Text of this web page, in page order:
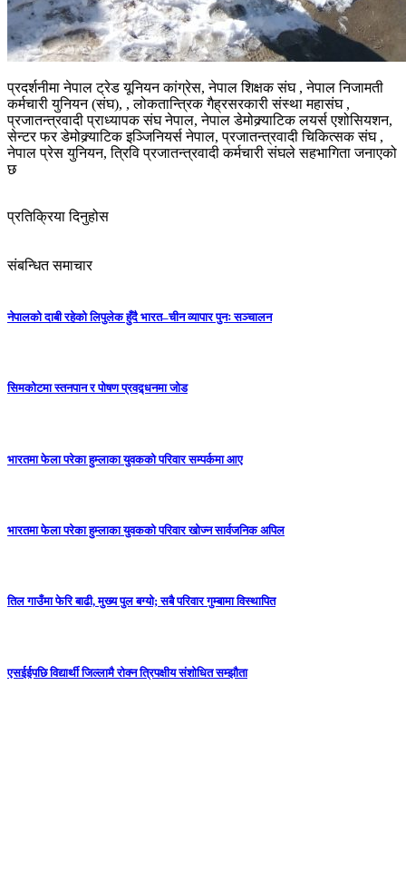
प्रदर्शनीमा नेपाल ट्रेड यूनियन कांग्रेस, नेपाल शिक्षक संघ , नेपाल निजामती
कर्मचारी युनियन (संघ), , लोकतान्त्रिक गैह्रसरकारी संस्था महासंघ ,
प्रजातन्त्रवादी प्राध्यापक संघ नेपाल, नेपाल डेमोक्र्याटिक लयर्स एशोसियशन,
सेन्टर फर डेमोक्र्याटिक इञ्जिनियर्स नेपाल, प्रजातन्त्रवादी चिकित्सक संघ ,
नेपाल प्रेस युनियन, त्रिवि प्रजातन्त्रवादी कर्मचारी संघले सहभागिता जनाएको
छ
प्रतिक्रिया दिनुहोस
संबन्धित समाचार
नेपालको दाबी रहेको लिपुलेक हुँदै भारत–चीन व्यापार पुनः सञ्चालन
सिमकोटमा स्तनपान र पोषण प्रवद्र्धनमा जोड
भारतमा फेला परेका हुम्लाका युवकको परिवार सम्पर्कमा आए
भारतमा फेला परेका हुम्लाका युवकको परिवार खोज्न सार्वजनिक अपिल
तिल गाउँमा फेरि बाढी, मुख्य पुल बग्यो; सबै परिवार गुम्बामा विस्थापित
एसईईपछि विद्यार्थी जिल्लामै रोक्न त्रिपक्षीय संशोधित सम्झौता